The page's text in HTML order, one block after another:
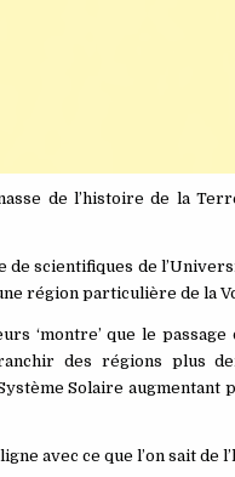
de l’histoire de la
de scientifiques de
région particulière de la
‘montre’ que le
des régions plus
Solaire
avec ce que l’on sait de